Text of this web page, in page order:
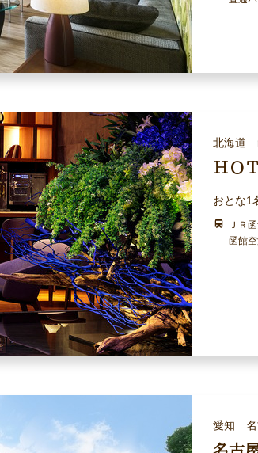
北海道
ＨＯ
おとな1
ＪＲ
函館
愛知 名